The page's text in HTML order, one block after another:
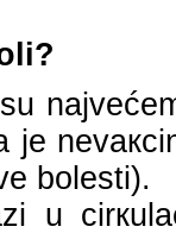
је
bоlеsti).
u